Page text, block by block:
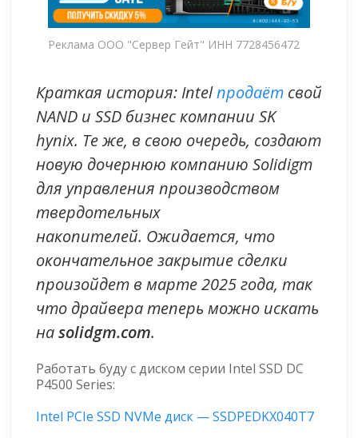
Реклама ООО "Сервер Гейт" ИНН 7728456472
Краткая история: Intelпродаёт свой
NAND и SSD бизнес компании SK
hynix. Те же, в свою очередь, создают
новую дочернюю компанию Solidigm
для управления производством
твердотельных
накопителей. Ожидается, что
окончательное закрытие сделки
произойдет в марте 2025 года, так
что драйвера теперь можно искать
наsolidgm.com.
Работать буду с диском серии Intel SSD DC
P4500 Series:
Intel PCIe SSD NVMe диск — SSDPEDKX040T7